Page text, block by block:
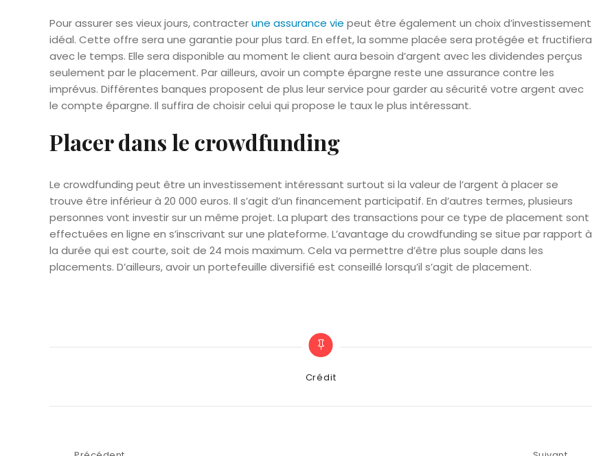
Pour assurer ses vieux jours, contracterune assurance vie peut être également un choix d’investissement
idéal. Cette offre sera une garantie pour plus tard. En effet, la somme placée sera protégée et fructifiera
avec le temps. Elle sera disponible au moment le client aura besoin d’argent avec les dividendes perçus
seulement par le placement. Par ailleurs, avoir un compte épargne reste une assurance contre les
imprévus. Différentes banques proposent de plus leur service pour garder au sécurité votre argent avec
le compte épargne. Il suffira de choisir celui qui propose le taux le plus intéressant.
Placer dans le crowdfunding
Le crowdfunding peut être un investissement intéressant surtout si la valeur de l’argent à placer se
trouve être inférieur à 20 000 euros. Il s’agit d’un financement participatif. En d’autres termes, plusieurs
personnes vont investir sur un même projet. La plupart des transactions pour ce type de placement sont
effectuées en ligne en s’inscrivant sur une plateforme. L’avantage du crowdfunding se situe par rapport à
la durée qui est courte, soit de 24 mois maximum. Cela va permettre d’être plus souple dans les
placements. D’ailleurs, avoir un portefeuille diversifié est conseillé lorsqu’il s’agit de placement.
Categories
Crédit